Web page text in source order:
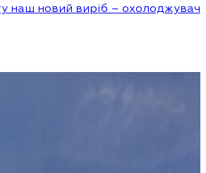
наш новий виріб – охолоджувач